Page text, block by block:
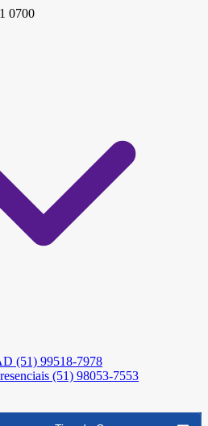
0700
(51) 99518-7978
(51) 98053-7553